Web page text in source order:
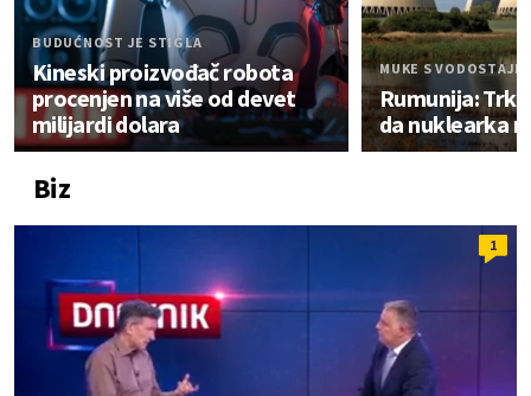
BUDUĆNOST JE STIGLA
Kineski proizvođač robota
procenjen na više od devet
milijardi dolara
MUKE S
Rumunija:
da nuklearka
Biz
1